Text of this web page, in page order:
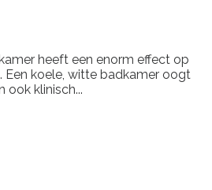
heeft een enorm effect op
Een koele, witte badkamer oogt
ook klinisch...